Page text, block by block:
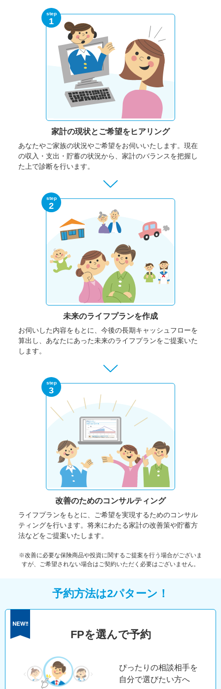
step
1
家計の現状と ご希望をヒアリング
あなたやご家族の状況やご希望をお伺いいたします。 現在
の収入・支出・貯蓄の状況から、家計のバランスを把握し
た上で診断を行います。
step
2
未来のライフプランを作成
お伺いした内容をもとに、今後の長期キャッシュフローを
算出し、あなたにあった未来のライフプランをご提案いた
します。
step
3
改善のためのコンサルティング
ライフプランをもとに、ご希望を実現するためのコンサル
ティングを行います。将来にわたる家計の改善策や貯蓄方
法などをご提案いたします。
※改善に必要な保険商品や投資に関するご提案を行う場合がございま
すが、ご希望されない場合はご契約いただく必要はございません。
予約方法は2パターン！
FPを選んで予約
ぴったりの相談相手を
自分で選びたい方へ